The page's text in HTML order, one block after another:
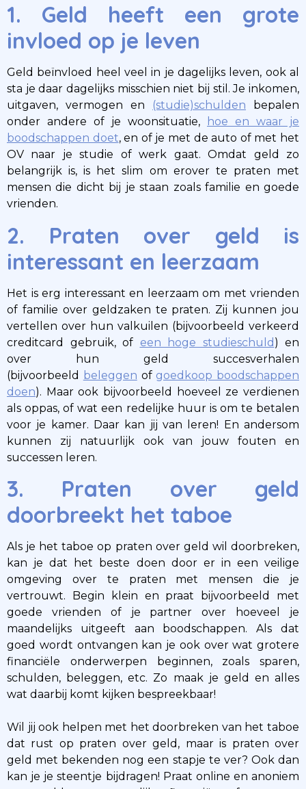
1. Geld heeft een grote
invloed op je leven
Geld beïnvloed heel veel in je dagelijks leven, ook al
sta je daar dagelijks misschien niet bij stil. Je inkomen,
uitgaven, vermogen en
(studie)schulden bepalen
onder andere of je woonsituatie,
hoe en waar je
boodschappen doet, en of je met de auto of met het
OV naar je studie of werk gaat. Omdat geld zo
belangrijk is, is het slim om erover te praten met
mensen die dicht bij je staan zoals familie en goede
vrienden.
2. Praten over geld is
interessant en leerzaam
Het is erg interessant en leerzaam om met vrienden
of familie over geldzaken te praten. Zij kunnen jou
vertellen over hun valkuilen (bijvoorbeeld verkeerd
creditcard gebruik, of een hoge studieschuld ) en
over hun geld succesverhalen
(bijvoorbeeld
beleggen of goedkoop boodschappen
doen). Maar ook bijvoorbeeld hoeveel ze verdienen
als oppas, of wat een redelijke huur is om te betalen
voor je kamer. Daar kan jij van leren! En andersom
kunnen zij natuurlijk ook van jouw fouten en
successen leren.
3. Praten over geld
doorbreekt het taboe
Als je het taboe op praten over geld wil doorbreken,
kan je dat het beste doen door er in een veilige
omgeving over te praten met mensen die je
vertrouwt. Begin klein en praat bijvoorbeeld met
goede vrienden of je partner over hoeveel je
maandelijks uitgeeft aan boodschappen. Als dat
goed wordt ontvangen kan je ook over wat grotere
financiële onderwerpen beginnen, zoals sparen,
schulden, beleggen, etc. Zo maak je geld en alles
wat daarbij komt kijken bespreekbaar!
Wil jij ook helpen met het doorbreken van het taboe
dat rust op praten over geld, maar is praten over
geld met bekenden nog een stapje te ver? Ook dan
kan je je steentje bijdragen! Praat online en anoniem